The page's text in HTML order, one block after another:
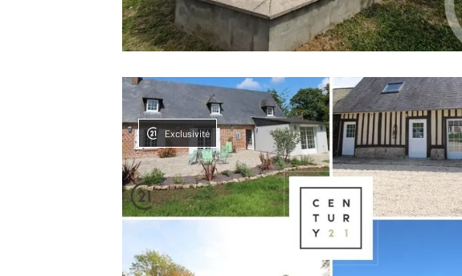
Exclusivité